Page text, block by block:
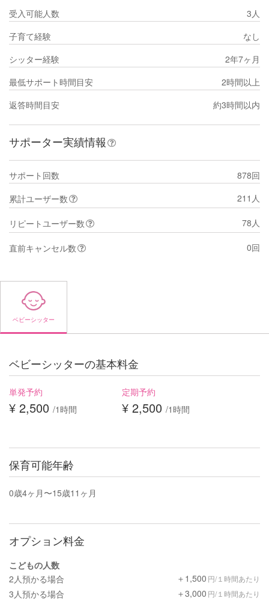
受入可能人数
3人
子育て経験
なし
シッター経験
2年7ヶ月
最低サポート時間目安
2時間以上
返答時間目安
約3時間以内
サポーター実績情報
サポート回数
878回
累計ユーザー数
211人
リピートユーザー数 78人
直前キャンセル数 0回
ベビーシッター
ベビーシッターの基本料金
単発予約
¥ 2,500 /1時間
定期予約
¥ 2,500 /1時間
保育可能年齢
0歳4ヶ月〜15歳11ヶ月
オプション料金
こどもの人数
2人預かる場合
＋1,500 円/１時間あたり
3人預かる場合 ＋3,000 円/１時間あたり